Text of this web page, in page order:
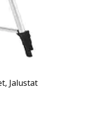
, Jalustat